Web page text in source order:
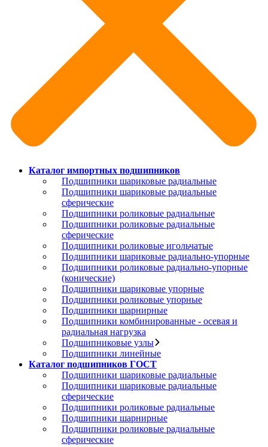
Каталог импортных подшипников
Подшипники шариковые радиальные
Подшипники шариковые радиальные
сферические
Подшипники роликовые радиальные
Подшипники роликовые радиальные
сферические
Подшипники роликовые игольчатые
Подшипники шариковые радиально-упорные
Подшипники роликовые радиально-упорные
(конические)
Подшипники шариковые упорные
Подшипники роликовые упорные
Подшипники шарнирные
Подшипники комбинированные - осевая и
радиальная нагрузка
Подшипниковые узлы
Подшипники линейные
Каталог подшипников ГОСТ
Подшипники шариковые радиальные
Подшипники шариковые радиальные
сферические
Подшипники роликовые радиальные
Подшипники шарнирные
Подшипники роликовые радиальные
сферические